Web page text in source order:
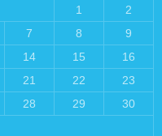
1
2
7 8
9
14 15
16
21 22
23
28 29
30